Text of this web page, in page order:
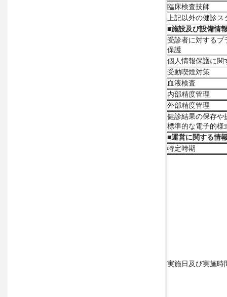
臨床検査技師
上記以外の健診ス
■施設及び設備情
受診者に対するプ
保護
個人情報保護に関
受動喫煙対策
血液検査
内部精度管理
外部精度管理
健診結果の保存や
標準的な電子的様
■運営に関する情
特定時期
実施日及び実施時